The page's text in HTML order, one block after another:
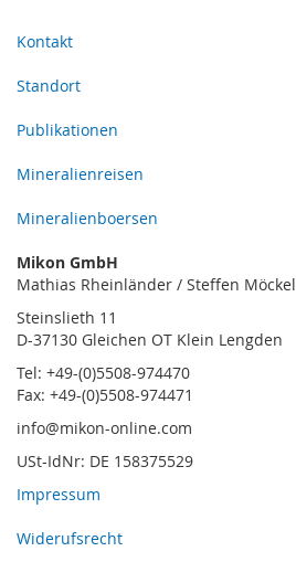
Kontakt
Standort
Publikationen
Mineralienreisen
Mineralienboersen
Mikon GmbH
Mathias Rheinländer / Steffen Möckel
Steinslieth 11
D-37130 Gleichen OT Klein Lengden
Tel: +49-(0)5508-974470
Fax: +49-(0)5508-974471
info@mikon-online.com
USt-IdNr: DE 158375529
Impressum
Widerufsrecht